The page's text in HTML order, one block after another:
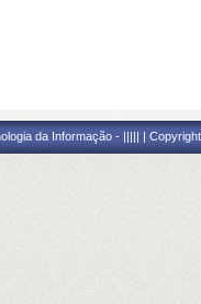
da Informação - ||||| |